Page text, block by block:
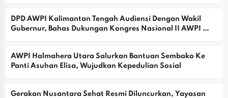
DPD AWPI Kalimantan Tengah Audiensi Dengan Wakil
Gubernur, Bahas Dukungan Kongres Nasional II AWPI
AWPI Halmahera Utara Salurkan Bantuan Sembako Ke
Panti Asuhan Elisa, Wujudkan Kepedulian Sosial
Gerakan Nusantara Sehat Resmi Diluncurkan, Yayasan